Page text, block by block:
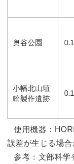
奥谷公園
小幡北山埴
輪製作遺跡
使用機器：
誤差が生じる場合
参考：文部科学